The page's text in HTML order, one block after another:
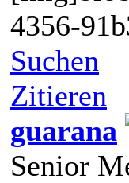
4356-
Suchen
Zitieren
guarana
Senior